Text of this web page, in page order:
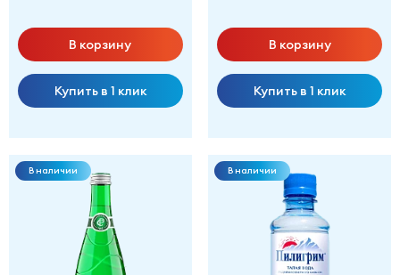
В корзину
Купить в 1 клик
В корзину
Купить в 1 клик
В наличии В наличии